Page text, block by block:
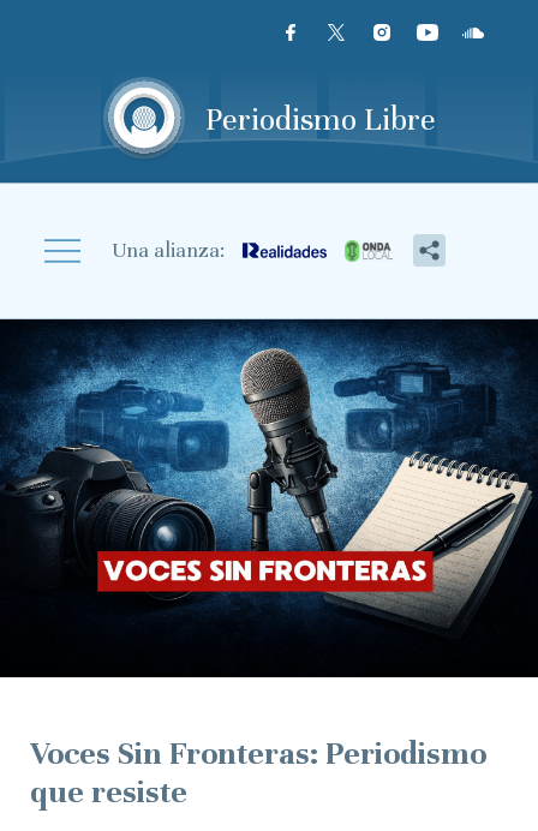
Periodismo Libre
Una alianza:
Voces Sin Fronteras: Periodismo
que resiste